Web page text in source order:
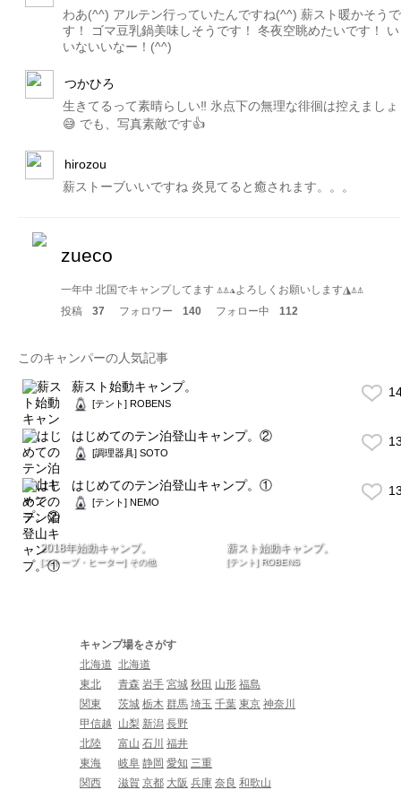
わあ(^^) アルテン行っていたんですね(^^) 薪スト暖かそうで
す！ ゴマ豆乳鍋美味しそうです！ 冬夜空眺めたいです！ い
いないいなー！(^^)
つかひろ
生きてるって素晴らしい‼️ 氷点下の無理な徘徊は控えましょ
😅 でも、写真素敵です👍
hirozou
薪ストーブいいですね 炎見てると癒されます。。。
zueco
一年中 北国でキャンプしてます ⍋ ⍋ ◮よろしくお願いします◮⍋ ⍋
投稿
37 フォロワー 140 フォロー中 112
このキャンパーの人気記事
薪スト始動キャンプ。
[テント] ROBENS
はじめてのテン泊登山キャンプ。②
[調理器具] SOTO
はじめてのテン泊登山キャンプ。①
[テント] NEMO
2018年始動キャンプ。
[ストーブ・ヒーター] その他
薪スト始動キャンプ。
[テント] ROBENS
キャンプ場をさがす
北海道 北海道
東北
青森 岩手 宮城 秋田 山形 福島
関東
茨城 栃木 群馬 埼玉 千葉 東京 神奈川
甲信越
山梨 新潟 長野
北陸
富山 石川 福井
東海
岐阜 静岡 愛知 三重
関西
滋賀 京都 大阪 兵庫 奈良 和歌山